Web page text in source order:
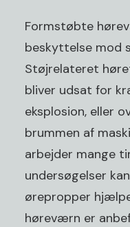
Formstøbte
beskyttelse mod
Støjrelateret
bliver udsat for
eksplosion, eller
brummen af
arbejder mange
undersøgelser
ørepropper
høreværn er